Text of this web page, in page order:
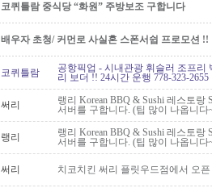
코퀴틀람 중식당 “화원” 주방보조 구합니다
배우자 초청/ 커먼로 사실혼 스폰서쉽 프로모션 !!
코퀴틀람
공항픽업 - 시내관광 휘슬러 조프
리 보더 !! 24시간 운행 778-323-2655
써리
랭리 Korean BBQ & Sushi 레스토
서버를 구합니다. (팁 많이 나옵니다
랭리
랭리 Korean BBQ & Sushi 레스토
서버를 구합니다. (팁 많이 나옵니다
써리 치코치킨 써리 플릿우드점에서 오